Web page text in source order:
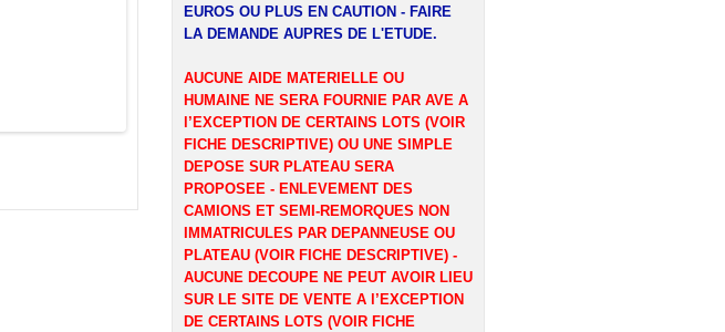
EUROS OU PLUS EN CAUTION - FAIRE
LA DEMANDE AUPRES DE L'ETUDE.
AUCUNE AIDE MATERIELLE OU
HUMAINE NE SERA FOURNIE PAR AVE A
l’EXCEPTION DE CERTAINS LOTS (VOIR
FICHE DESCRIPTIVE) OU UNE SIMPLE
DEPOSE SUR PLATEAU SERA
PROPOSEE - ENLEVEMENT DES
CAMIONS ET SEMI-REMORQUES NON
IMMATRICULES PAR DEPANNEUSE OU
PLATEAU (VOIR FICHE DESCRIPTIVE) -
AUCUNE DECOUPE NE PEUT AVOIR LIEU
SUR LE SITE DE VENTE A l’EXCEPTION
DE CERTAINS LOTS (VOIR FICHE